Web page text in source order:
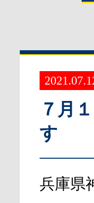
７月
す
兵庫県